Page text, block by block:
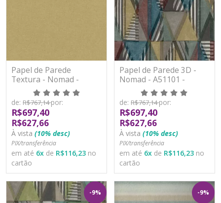
Papel de Parede
Textura - Nomad -
A51023 - Vinílico
de: R$767,14por:
R$697,40
R$627,66
À vista (10% desc)
PIX/transferência
em até 6x de R$116,23 no
cartão
Papel de Parede 3D -
Nomad - A51101 -
Vinílico
de: R$767,14por:
R$697,40
R$627,66
À vista (10% desc)
PIX/transferência
em até 6x de R$116,23 no
cartão
-9% -9%